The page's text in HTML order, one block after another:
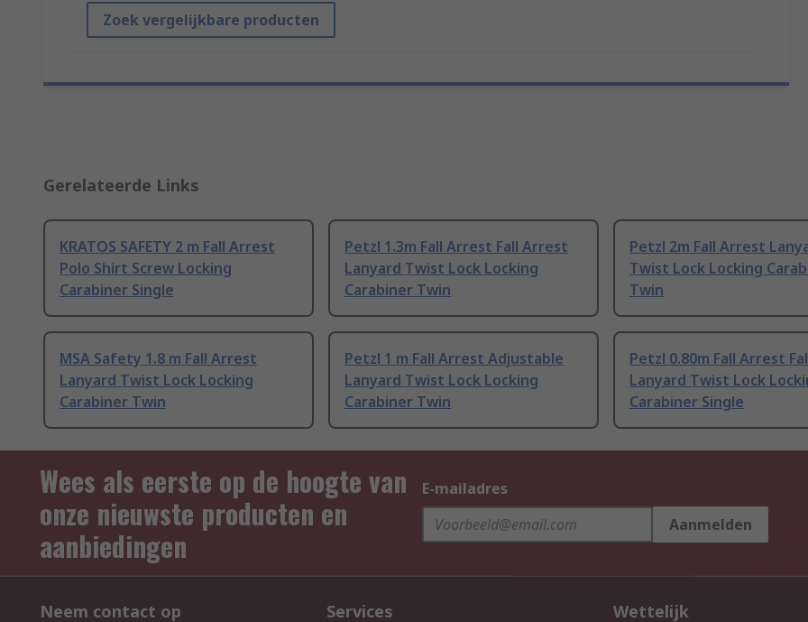
Zoek vergelijkbare producten
Gerelateerde Links
KRATOS SAFETY 2 m Fall Arrest
Polo Shirt Screw Locking
Carabiner Single
Petzl 1.3m Fall Arrest Fall Arrest
Lanyard Twist Lock Locking
Carabiner Twin
Petzl 2m Fall Arrest
Twist Lock Locking
Twin
MSA Safety 1.8 m Fall Arrest
Lanyard Twist Lock Locking
Carabiner Twin
Petzl 1 m Fall Arrest Adjustable
Lanyard Twist Lock Locking
Carabiner Twin
Petzl 0.80m Fall Arrest
Lanyard Twist Lock
Carabiner Single
Wees als eerste op de hoogte van
onze nieuwste producten en
aanbiedingen
E-mailadres
Aanmelden
Neem contact op Services Wettelijk